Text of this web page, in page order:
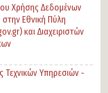
Χρήσης Δεδομένων
στην Εθνική Πύλη
και Διαχειριστών
Τεχνικών Υπηρεσιών -